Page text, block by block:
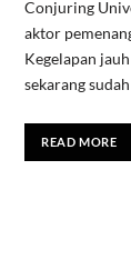
Conjuring
aktor
Kegelapan
sekarang
READ MORE